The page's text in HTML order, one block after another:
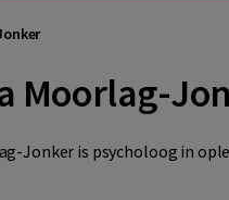
Moorlag-
Jonker is psycholoog in